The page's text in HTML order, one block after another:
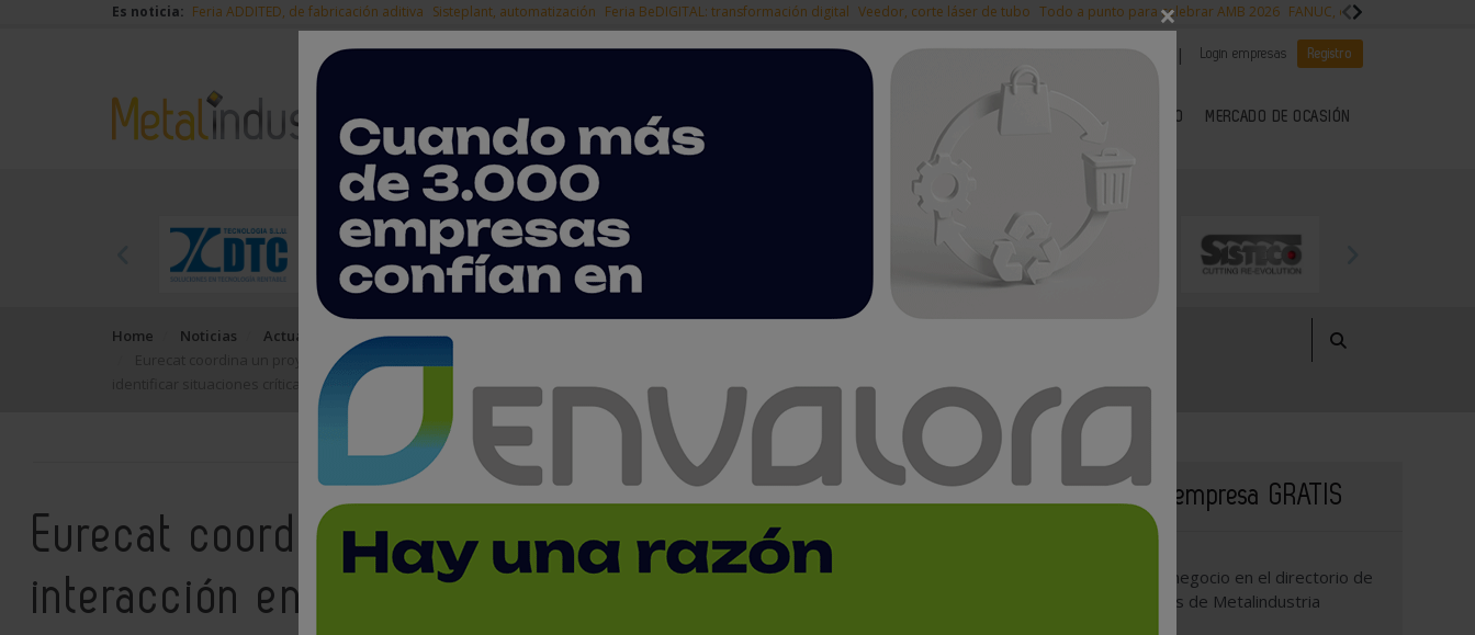
Es noticia: Feria ADDITED, de fabricación aditiva Sisteplant, automatización Feria BeDIGITAL: transformación digital Veedor, corte láser de tubo Todo a punto para celebrar AMB 2026 FANUC, colaboración con
| Es noticia | CANAL EMPLEO | Login empresas Registro
NOTICIAS PRODUCTOS EMPRESAS DEL SECTOR DEL METAL KIOSCO MERCADO DE OCASIÓN
Home Noticias
Actualidad
Eurecat coordina un proyecto que estudia la interacción entre vehículos conducidos por humanos y autónomos para
identificar situaciones críticas y mejorar la seguridad vial
Eurecat coordina un proyecto que estudia la
interacción entre vehículos conducidos por
Publique su empresa GRATIS
Promocione su negocio en el directorio de
empresas de Metalindustria
×